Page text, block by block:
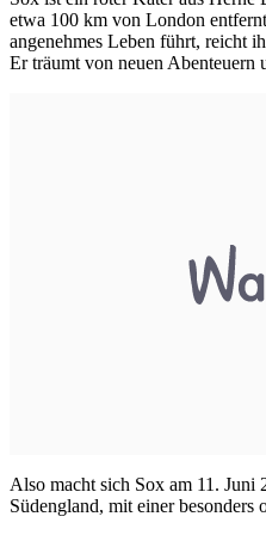
etwa 100 km von London
angenehmes Leben führt, reicht
Er träumt von neuen Abenteuern
Also macht sich Sox am 11. Juni
Südengland, mit einer besonders